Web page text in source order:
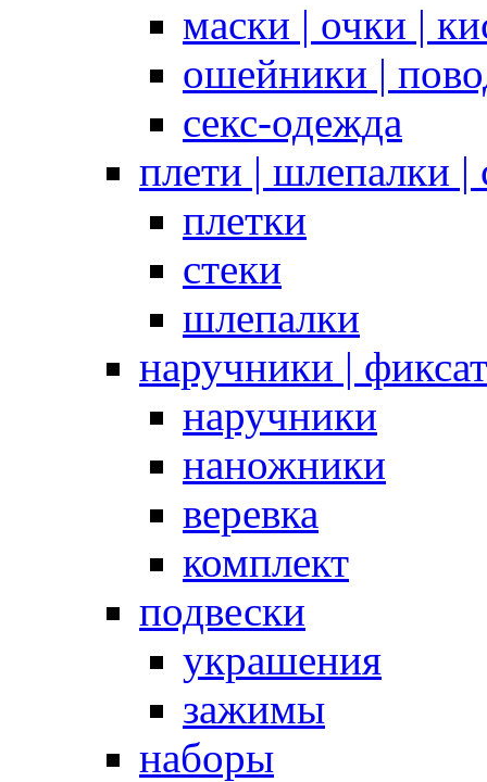
маски | очки |
ошейники |
секс-одежда
плети | шлепалки |
плетки
стеки
шлепалки
наручники |
наручники
наножники
веревка
комплект
подвески
украшения
зажимы
наборы